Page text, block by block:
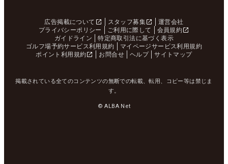
広告掲載について スタッフ募集
運営会社
プライバシーポリシー
ご利用に際して
会員規約
ガイドライン
特定商取引法に基づく表示
ゴルフ場予約サービス利用規約
マイページサービス利用規約
ポイント利用規約
お問合せ ヘルプ サイトマップ
掲載されている全てのコンテンツの無断での転載、転用、コピー等は禁じま
す。
© ALBA Net